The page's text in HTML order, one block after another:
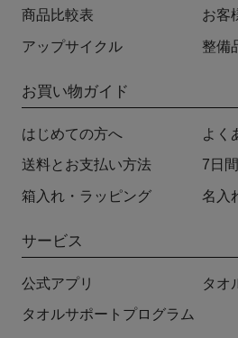
商品比較表 お客
アップサイクル 整備
お買い物ガイド
はじめての方へ よく
送料とお支払い方法 7日
箱入れ・ラッピング 名入
サービス
公式アプリ タオ
タオルサポートプログラム